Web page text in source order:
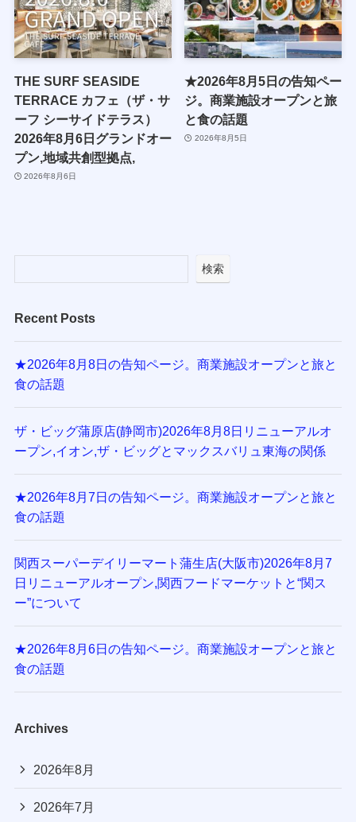
THE SURF SEASIDE
TERRACE カフェ（ザ・サ
ーフ シーサイドテラス）
2026年8月6日グランドオー
プン,地域共創型拠点,
2026年8月6日
★2026年8月5日の告知ペー
ジ。商業施設オープンと旅
と食の話題
2026年8月5日
検索
Recent Posts
★2026年8月8日の告知ページ。商業施設オープンと旅と
食の話題
ザ・ビッグ蒲原店(静岡市)2026年8月8日リニューアルオ
ープン,イオン,ザ・ビッグとマックスバリュ東海の関係
★2026年8月7日の告知ページ。商業施設オープンと旅と
食の話題
関西スーパーデイリーマート蒲生店(大阪市)2026年8月7
日リニューアルオープン,関西フードマーケットと“関ス
ー”について
★2026年8月6日の告知ページ。商業施設オープンと旅と
食の話題
Archives
2026年8月
2026年7月